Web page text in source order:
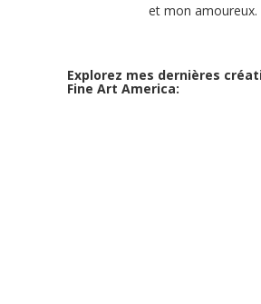
et mon amoureux.
Explorez mes dernières
Fine Art America: